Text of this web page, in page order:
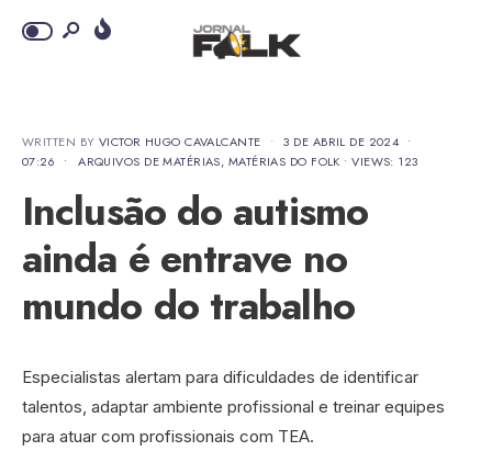
WRITTEN BY VICTOR HUGO CAVALCANTE • 3 DE ABRIL DE 2024 •
07:26
• ARQUIVOS DE MATÉRIAS, MATÉRIAS DO FOLK •VIEWS: 123
Inclusão do autismo
ainda é entrave no
mundo do trabalho
Especialistas alertam para dificuldades de identificar
talentos, adaptar ambiente profissional e treinar equipes
para atuar com profissionais com TEA.